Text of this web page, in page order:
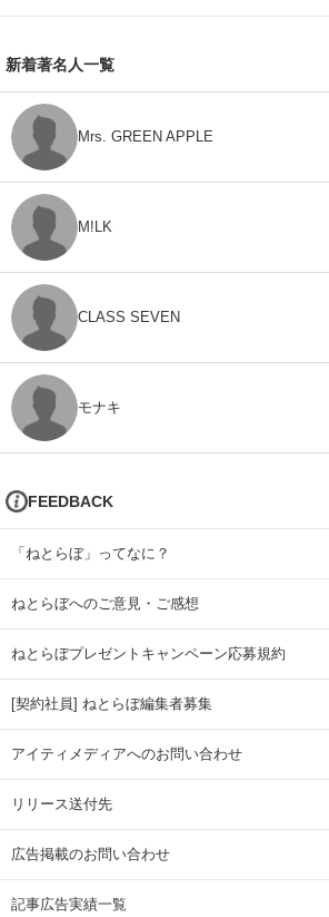
新着著名人一覧
Mrs. GREEN APPLE
M!LK
CLASS SEVEN
モナキ
FEEDBACK
「ねとらぼ」ってなに？
ねとらぼへのご意見・ご感想
ねとらぼプレゼントキャンペーン応募規約
[契約社員] ねとらぼ編集者募集
アイティメディアへのお問い合わせ
リリース送付先
広告掲載のお問い合わせ
記事広告実績一覧